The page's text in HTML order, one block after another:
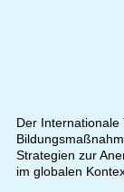
Der
Strategien zur
im globalen